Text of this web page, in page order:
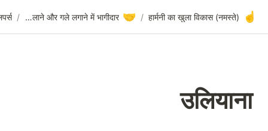
/
🤝
हाथ मिलाने और गले लगाने में भागीदार
/
डेवलपर्स
/
उलियाना